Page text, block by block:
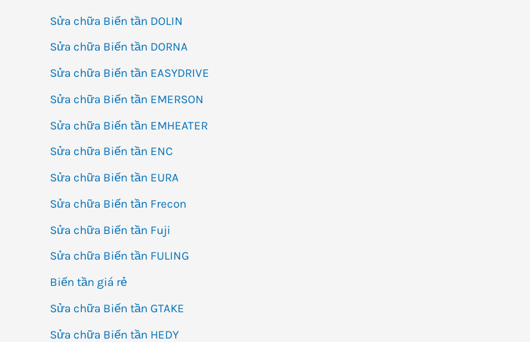
Sửa chữa Biến tần DOLIN
Sửa chữa Biến tần DORNA
Sửa chữa Biến tần EASYDRIVE
Sửa chữa Biến tần EMERSON
Sửa chữa Biến tần EMHEATER
Sửa chữa Biến tần ENC
Sửa chữa Biến tần EURA
Sửa chữa Biến tần Frecon
Sửa chữa Biến tần Fuji
Sửa chữa Biến tần FULING
Biến tần giá rẻ
Sửa chữa Biến tần GTAKE
Sửa chữa Biến tần HEDY